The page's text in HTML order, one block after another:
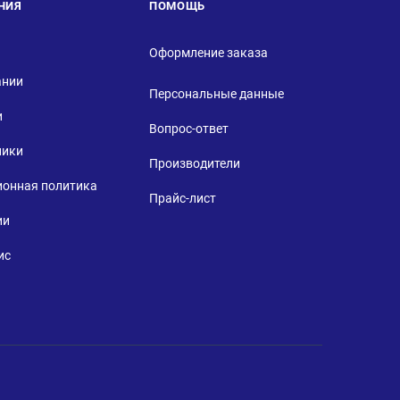
политика
ПОМОЩЬ
Оформление заказа
Персональные данные
Вопрос-ответ
Производители
Прайс-лист